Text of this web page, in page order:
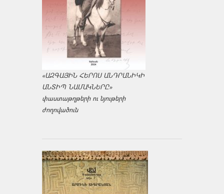
«ԱԶԳԱՅԻՆ ՀԵՐՈՍ ԱՆԴՐԱՆԻԿԻ
ԱՆՏԻՊ ՆԱՄԱԿՆԵՐԸ»
փաստաթղթերի ու նյութերի
ժողովածուն